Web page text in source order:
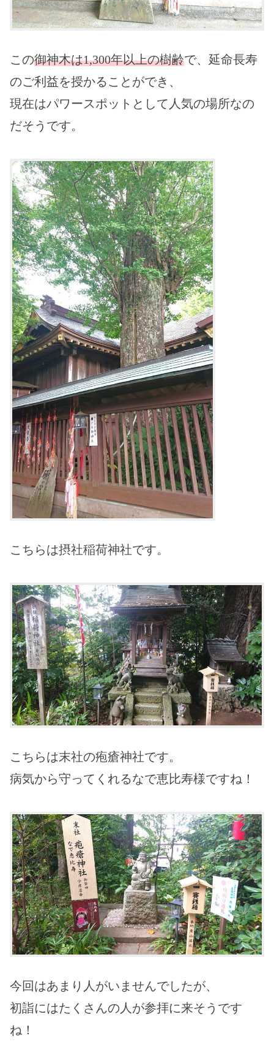
この御神木は1,300年以上の樹齢で、延命長寿
のご利益を授かることができ、
現在はパワースポットとして人気の場所なの
だそうです。
こちらは摂社稲荷神社です。
こちらは末社の疱瘡神社です。
病気から守ってくれるなで恵比寿様ですね！
今回はあまり人がいませんでしたが、
初詣にはたくさんの人が参拝に来そうです
ね！